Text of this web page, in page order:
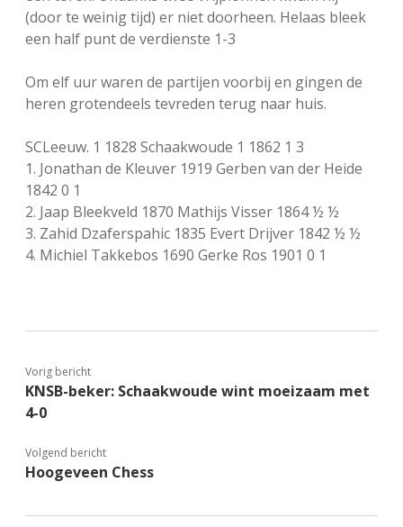
(door te weinig tijd) er niet doorheen. Helaas bleek
een half punt de verdienste 1-3
Om elf uur waren de partijen voorbij en gingen de
heren grotendeels tevreden terug naar huis.
SCLeeuw. 1 1828 Schaakwoude 1 1862 1 3
1. Jonathan de Kleuver 1919 Gerben van der Heide
1842 0 1
2. Jaap Bleekveld 1870 Mathijs Visser 1864 ½ ½
3. Zahid Dzaferspahic 1835 Evert Drijver 1842 ½ ½
4. Michiel Takkebos 1690 Gerke Ros 1901 0 1
Vorig bericht
KNSB-beker: Schaakwoude wint moeizaam met
4-0
Volgend bericht
Hoogeveen Chess